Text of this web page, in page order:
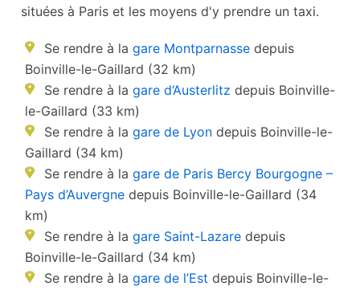
situées à Paris et les moyens d'y prendre un taxi.
Se rendre à la gare Montparnasse depuis
Boinville-le-Gaillard (32 km)
Se rendre à la gare d’Austerlitz depuis Boinville-
le-Gaillard (33 km)
Se rendre à la gare de Lyon depuis Boinville-le-
Gaillard (34 km)
Se rendre à la gare de Paris Bercy Bourgogne –
Pays d’Auvergne depuis Boinville-le-Gaillard (34
km)
Se rendre à la gare Saint-Lazare depuis
Boinville-le-Gaillard (34 km)
Se rendre à la gare de l’Est depuis Boinville-le-